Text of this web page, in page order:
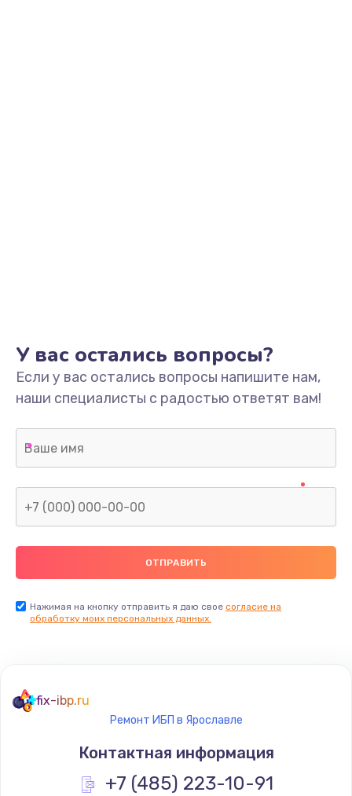
У вас остались вопросы?
Если у вас остались вопросы напишите нам,
наши специалисты с радостью ответят вам!
Нажимая на кнопку отправить я даю свое согласие на
обработку моих персональных данных.
fix-ibp.ru
Ремонт ИБП в Ярославле
Контактная информация
+7 (485) 223-10-91